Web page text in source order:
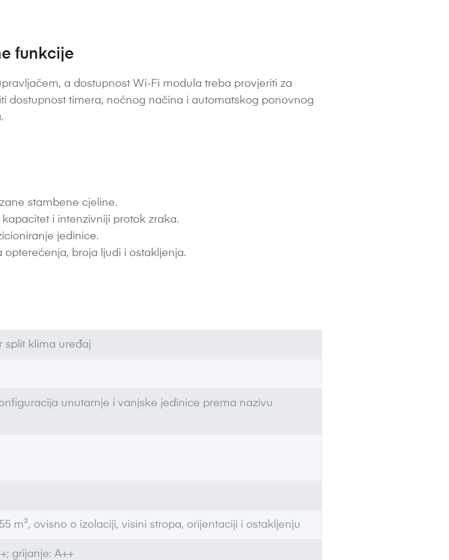
funkcije
a dostupnost Wi-Fi modula treba provjeriti za
dostupnost timera, noćnog načina i automatskog ponovnog
stambene cjeline.
i intenzivniji protok zraka.
jedinice.
opterećenja, broja ljudi i ostakljenja.
split klima uređaj
unutarnje i vanjske jedinice prema nazivu
m², ovisno o izolaciji, visini stropa, orijentaciji i ostakljenju
grijanje: A++